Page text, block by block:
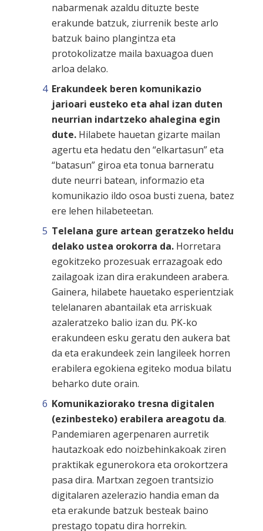
nabarmenak azaldu dituzte beste
erakunde batzuk, ziurrenik beste arlo
batzuk baino plangintza eta
protokolizatze maila baxuagoa duen
arloa delako.
Erakundeek beren komunikazio
jarioari eusteko eta ahal izan duten
neurrian indartzeko ahalegina egin
dute. Hilabete hauetan gizarte mailan
agertu eta hedatu den “elkartasun” eta
“batasun” giroa eta tonua barneratu
dute neurri batean, informazio eta
komunikazio ildo osoa busti zuena, batez
ere lehen hilabeteetan.
Telelana gure artean geratzeko heldu
delako ustea orokorra da. Horretara
egokitzeko prozesuak errazagoak edo
zailagoak izan dira erakundeen arabera.
Gainera, hilabete hauetako esperientziak
telelanaren abantailak eta arriskuak
azaleratzeko balio izan du. PK-ko
erakundeen esku geratu den aukera bat
da eta erakundeek zein langileek horren
erabilera egokiena egiteko modua bilatu
beharko dute orain.
Komunikaziorako tresna digitalen
(ezinbesteko) erabilera areagotu da.
Pandemiaren agerpenaren aurretik
hautazkoak edo noizbehinkakoak ziren
praktikak egunerokora eta orokortzera
pasa dira. Martxan zegoen trantsizio
digitalaren azelerazio handia eman da
eta erakunde batzuk besteak baino
prestago topatu dira horrekin.